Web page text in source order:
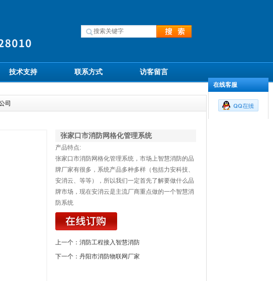
技术支持 联系方式 访客留言
司
张家口市消防网格化管理系统
产品特点:
张家口市消防网格化管理系统，市场上智慧消防的品
牌厂家有很多，系统产品多种多样（包括力安科技、
安消云、等等），所以我们一定首先了解要做什么品
牌市场，现在安消云是主流厂商重点做的一个智慧消
防系统
上一个： 消防工程接入智慧消防
下一个： 丹阳市消防物联网厂家
在线客服